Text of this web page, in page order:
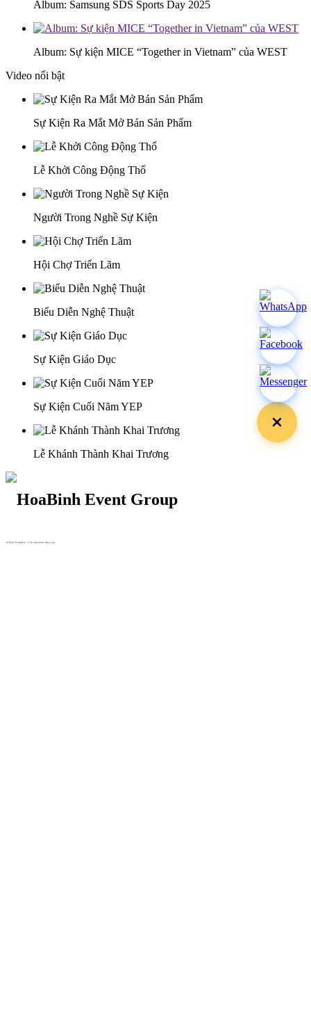
Album: Samsung SDS Sports Day 2025
Album: Sự kiện MICE “Together in Vietnam” của WEST
Video nổi bật
Sự Kiện Ra Mắt Mở Bán Sản Phẩm
Lễ Khởi Công Động Thổ
Người Trong Nghề Sự Kiện
Hội Chợ Triển Lãm
Biểu Diễn Nghệ Thuật
Sự Kiện Giáo Dục
Sự Kiện Cuối Năm YEP
Lễ Khánh Thành Khai Trương
29 Doan Thi Diem St., O Cho Dua Ward, Hanoi City